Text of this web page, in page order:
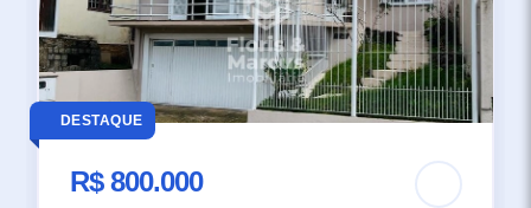
DESTAQUE
R$ 800.000